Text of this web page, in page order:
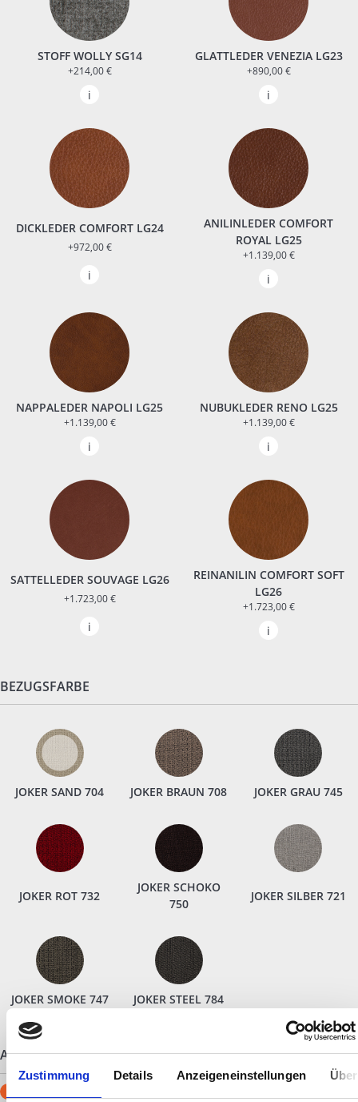
Zustimmung Details Anzeigeneinstellungen
STOFF WOLLY SG14
+214,00 €
GLATTLEDER VENEZIA LG23
+890,00 €
DICKLEDER COMFORT LG24
+972,00 €
ANILINLEDER COMFORT
ROYAL LG25
+1.139,00 €
NAPPALEDER NAPOLI LG25
+1.139,00 €
NUBUKLEDER RENO LG25
+1.139,00 €
SATTELLEDER SOUVAGE LG26
+1.723,00 €
REINANILIN COMFORT SOFT
LG26
+1.723,00 €
BEZUGSFARBE
JOKER SAND 704 JOKER BRAUN 708 JOKER GRAU 745
JOKER ROT 732
JOKER SCHOKO
750
JOKER SILBER 721
JOKER SMOKE 747 JOKER STEEL 784
ARMLEHNE (Pflichtfeld)